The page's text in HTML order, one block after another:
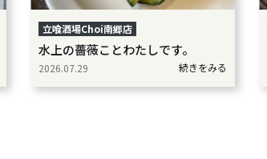
立喰酒場Choi南郷店
水上の薔薇ことわたしです。
2026.07.29 続きをみる